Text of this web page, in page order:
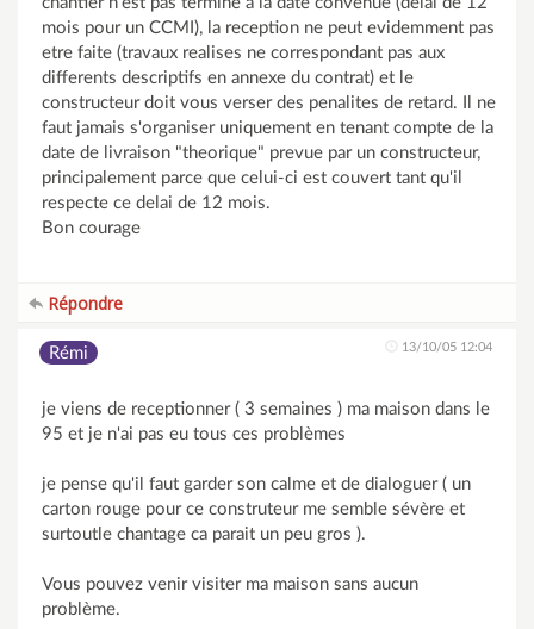
mois pour un CCMI), la reception ne peut evidemment pas
etre faite (travaux realises ne correspondant pas aux
differents descriptifs en annexe du contrat) et le
constructeur doit vous verser des penalites de retard. Il ne
faut jamais s'organiser uniquement en tenant compte de la
date de livraison "theorique" prevue par un constructeur,
principalement parce que celui-ci est couvert tant qu'il
respecte ce delai de 12 mois.
Bon courage
Répondre
Rémi 13/10/05 12:04
je viens de receptionner ( 3 semaines ) ma maison dans le
95 et je n'ai pas eu tous ces problèmes
je pense qu'il faut garder son calme et de dialoguer ( un
carton rouge pour ce construteur me semble sévère et
surtoutle chantage ca parait un peu gros ).
Vous pouvez venir visiter ma maison sans aucun
problème.